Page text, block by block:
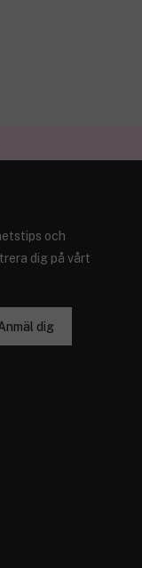
och
dig på vårt
dig